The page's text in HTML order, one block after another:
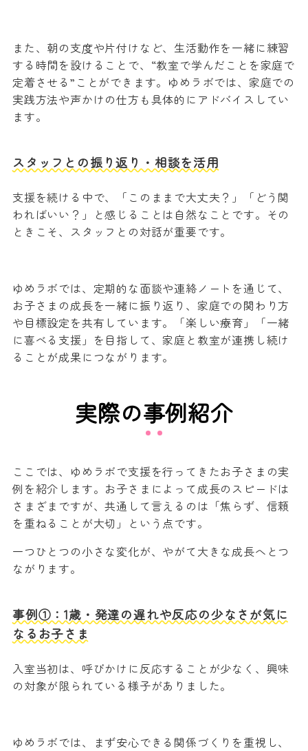
また、朝の支度や片付けなど、生活動作を一緒に練習
する時間を設けることで、“教室で学んだことを家庭で
定着させる”ことができます。ゆめラボでは、家庭での
実践方法や声かけの仕方も具体的にアドバイスしてい
ます。
スタッフとの振り返り・相談を活用
支援を続ける中で、「このままで大丈夫？」「どう関
わればいい？」と感じることは自然なことです。その
ときこそ、スタッフとの対話が重要です。
ゆめラボでは、定期的な面談や連絡ノートを通じて、
お子さまの成長を一緒に振り返り、家庭での関わり方
や目標設定を共有しています。「楽しい療育」「一緒
に喜べる支援」を目指して、家庭と教室が連携し続け
ることが成果につながります。
実際の事例紹介
ここでは、ゆめラボで支援を行ってきたお子さまの実
例を紹介します。お子さまによって成長のスピードは
さまざまですが、共通して言えるのは「焦らず、信頼
を重ねることが大切」という点です。
一つひとつの小さな変化が、やがて大きな成長へとつ
ながります。
事例①：1歳・発達の遅れや反応の少なさが気に
なるお子さま
入室当初は、呼びかけに反応することが少なく、興味
の対象が限られている様子がありました。
ゆめラボでは、まず安心できる関係づくりを重視し、